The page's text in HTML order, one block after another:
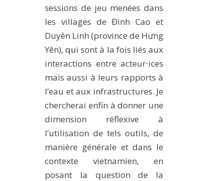
sessions de jeu menées dans
les villages de Đình Cao et
Duyên Linh (province de Hưng
Yên), qui sont à la fois liés aux
interactions entre acteur⸱ices
mais aussi à leurs rapports à
l’eau et aux infrastructures. Je
chercherai enfin à donner une
dimension réflexive à
l’utilisation de tels outils, de
manière générale et dans le
contexte vietnamien, en
posant la question de la